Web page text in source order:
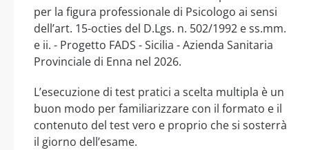
per la figura professionale di Psicologo ai sensi
dell’art. 15-octies del D.Lgs. n. 502/1992 e ss.mm.
e ii. - Progetto FADS - Sicilia - Azienda Sanitaria
Provinciale di Enna nel 2026.
L’esecuzione di test pratici a scelta multipla è un
buon modo per familiarizzare con il formato e il
contenuto del test vero e proprio che si sosterrà
il giorno dell’esame.